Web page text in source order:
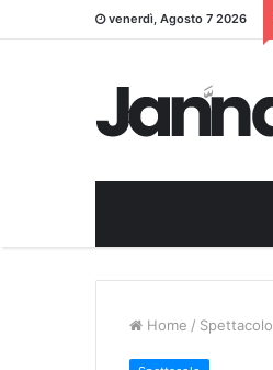
venerdì, Agosto 7 2026
Home / Spettacolo